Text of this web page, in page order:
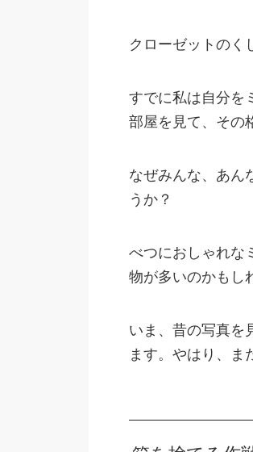
クローゼットのく
すでに私は自分を
部屋を見て、その
なぜみんな、あん
うか？
べつにおしゃれな
物が多いのかもし
いま、昔の写真を
ます。やはり、ま